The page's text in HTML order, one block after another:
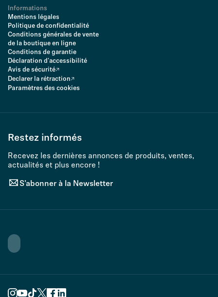
Informations
Mentions légales
Politique de confidentialité
Conditions générales de vente
de la boutique en ligne
Conditions de garantie
Déclaration d'accessibilité
Avis de sécurité
Declarer la rétraction
Paramètres des cookies
Restez informés
Recevez les dernières annonces de produits, ventes,
actualités et plus encore !
S’abonner à la Newsletter